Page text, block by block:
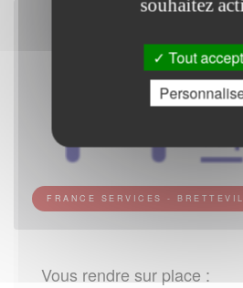
FRANCE SERVICES -
Vous rendre sur place :
souhaitez
Tout